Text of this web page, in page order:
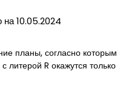
на 10.05.2024
планы, согласно которым
литерой R окажутся только